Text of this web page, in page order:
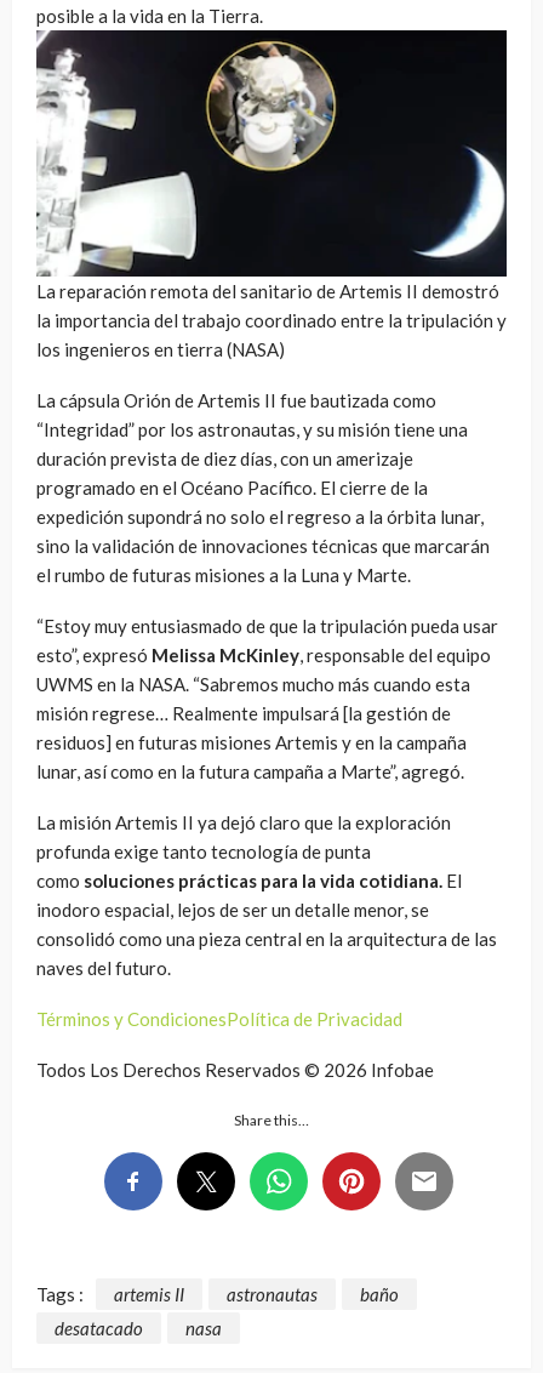
posible a la vida en la Tierra.
La reparación remota del sanitario de Artemis II demostró
la importancia del trabajo coordinado entre la tripulación y
los ingenieros en tierra (NASA)
La cápsula Orión de Artemis II fue bautizada como
“Integridad” por los astronautas, y su misión tiene una
duración prevista de diez días, con un amerizaje
programado en el Océano Pacífico. El cierre de la
expedición supondrá no solo el regreso a la órbita lunar,
sino la validación de innovaciones técnicas que marcarán
el rumbo de futuras misiones a la Luna y Marte.
“Estoy muy entusiasmado de que la tripulación pueda usar
esto”, expresó Melissa McKinley, responsable del equipo
UWMS en la NASA. “Sabremos mucho más cuando esta
misión regrese… Realmente impulsará [la gestión de
residuos] en futuras misiones Artemis y en la campaña
lunar, así como en la futura campaña a Marte”, agregó.
La misión Artemis II ya dejó claro que la exploración
profunda exige tanto tecnología de punta
como soluciones prácticas para la vida cotidiana. El
inodoro espacial, lejos de ser un detalle menor, se
consolidó como una pieza central en la arquitectura de las
naves del futuro.
Términos y CondicionesPolítica de Privacidad
Todos Los Derechos Reservados © 2026 Infobae
Share this…
Tags : artemis II astronautas
baño
desatacado
nasa